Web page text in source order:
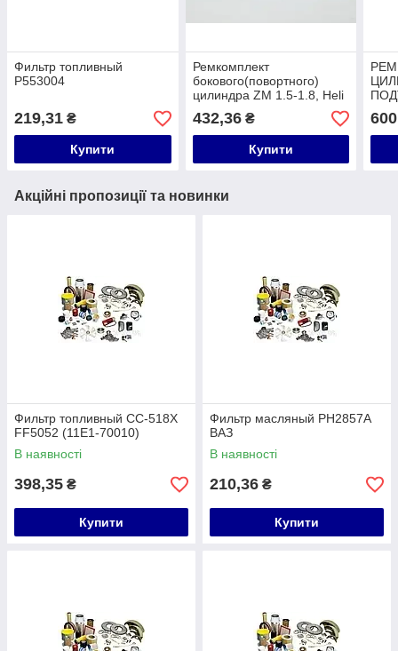
Фильтр топливный
P553004
219,31 ₴
Купити
Ремкомплект
бокового(повортного)
цилиндра ZM 1.5-1.8, Heli
HRD16L0501kit
432,36₴
Купити
Акційні пропозиції та новинки
Фильтр топливный CC-518X
FF5052 (11E1-70010)
В наявності
398,35 ₴
Купити
Фильтр масляный PH2857A
ВАЗ
В наявності
210,36 ₴
Купити